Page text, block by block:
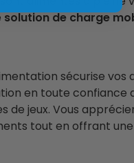
solution de charge
sécurise
en toute confiance
de jeux. Vous
tout en offrant une